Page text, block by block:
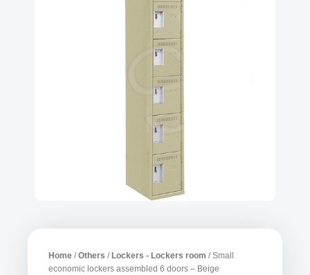
Home /Others / Lockers - Lockers room / Small
economic lockers assembled 6 doors – Beige